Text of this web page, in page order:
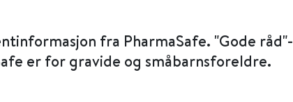
fra PharmaSafe. "Gode råd"-
er for gravide og småbarnsforeldre.